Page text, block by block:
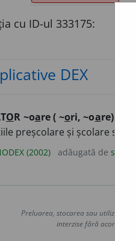
cu ID-ul 333175:
DEX
OR ~oare ( ~ori, ~oare)
preșcolare și școlare sau
(2002) adăugată de siveco
Preluarea, stocarea sau utilizarea
interzise fără acordul